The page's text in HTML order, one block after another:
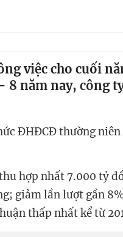
việc cho cuối
8 năm nay, công
ĐHĐCĐ thường
hợp nhất 7.000 tỷ
giảm lần lượt gần
thấp nhất kể từ